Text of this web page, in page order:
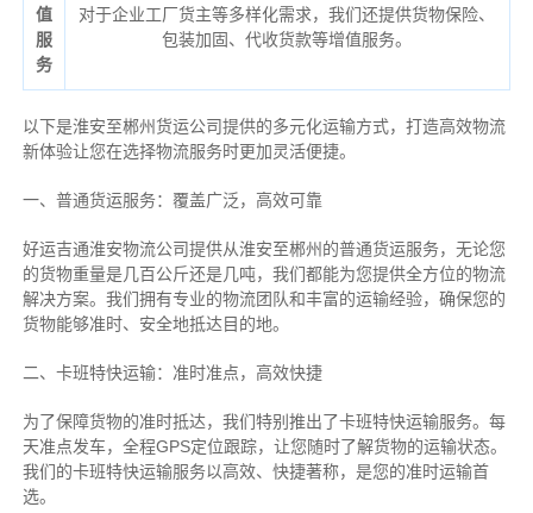
值
服
务
对于企业工厂货主等多样化需求，我们还提供货物保险、
包装加固、代收货款等增值服务。
以下是淮安至郴州货运公司提供的多元化运输方式，打造高效物流
新体验让您在选择物流服务时更加灵活便捷。
一、普通货运服务：覆盖广泛，高效可靠
好运吉通淮安物流公司提供从淮安至郴州的普通货运服务，无论您
的货物重量是几百公斤还是几吨，我们都能为您提供全方位的物流
解决方案。我们拥有专业的物流团队和丰富的运输经验，确保您的
货物能够准时、安全地抵达目的地。
二、卡班特快运输：准时准点，高效快捷
为了保障货物的准时抵达，我们特别推出了卡班特快运输服务。每
天准点发车，全程GPS定位跟踪，让您随时了解货物的运输状态。
我们的卡班特快运输服务以高效、快捷著称，是您的准时运输首
选。